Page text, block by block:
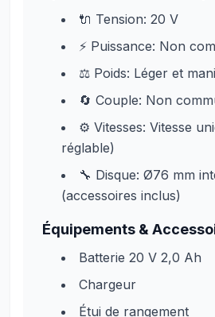
🔌 Tension: 20 V
⚡ Puissance: Non
⚖️ Poids: Léger et
🔄 Couple: Non
⚙️ Vitesses: Vitesse
réglable)
🔧 Disque: Ø76 mm
(accessoires inclus)
Équipements &
Batterie 20 V 2,0 Ah
Chargeur
Étui de rangement